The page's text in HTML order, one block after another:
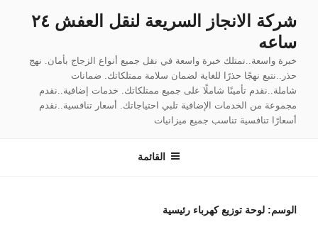
المحتوى
شركة الانجاز السريعة لنقل العفش ٢٤
ساعه
خبرة واسعة..نمتلك خبرة واسعة في نقل جميع أنواع الزجاج بأمان. نهج
حذر..نتبع نهجًا حذرًا للغاية لضمان سلامة ممتلكاتك. ضمانات
شاملة..نقدم تأمينًا شاملًا على جميع ممتلكاتك. خدمات إضافية..نقدم
مجموعة من الخدمات الإضافية تلبي احتياجاتك. أسعار تنافسية..نقدم
أسعارًا تنافسية تناسب جميع ميزانيات
القائمة
الوسم: لوحة توزيع كهرباء رئيسية